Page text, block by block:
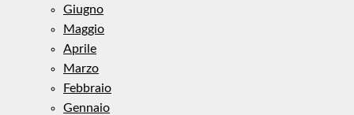
Giugno
Maggio
Aprile
Marzo
Febbraio
Gennaio